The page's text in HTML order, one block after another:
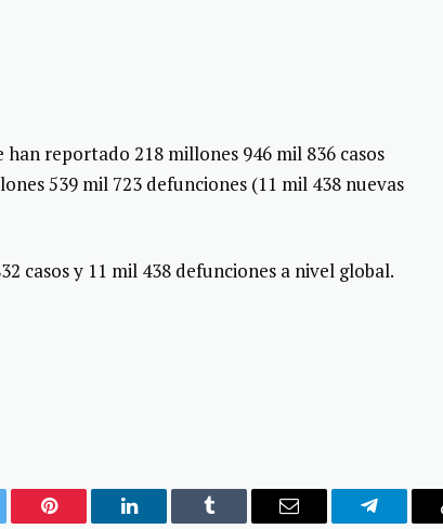
reportado 218 millones 946 mil 836 casos
539 mil 723 defunciones (11 mil 438 nuevas
casos y 11 mil 438 defunciones a nivel global.
Pinterest LinkedIn Tumblr Email Telegram